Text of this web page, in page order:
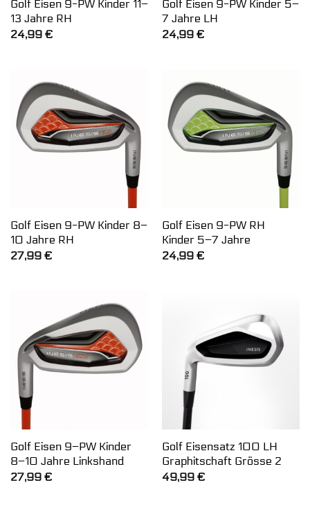
Golf Eisen 9-PW Kinder 11–
13 Jahre RH
24,99 €
Golf Eisen 9-PW Kinder 5–
7 Jahre LH
24,99 €
Golf Eisen 9-PW Kinder 8–
10 Jahre RH
27,99 €
Golf Eisen 9-PW RH
Kinder 5–7 Jahre
24,99 €
Golf Eisen 9–PW Kinder
8–10 Jahre Linkshand
27,99 €
Golf Eisensatz 100 LH
Graphitschaft Grösse 2
49,99 €